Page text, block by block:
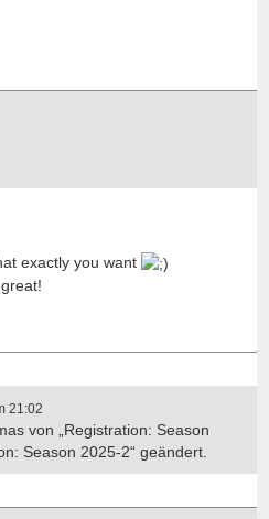
exactly you want
21:02
von „Registration: Season
Season 2025-2“ geändert.